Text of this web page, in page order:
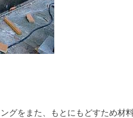
グをまた、もとにもどすため材